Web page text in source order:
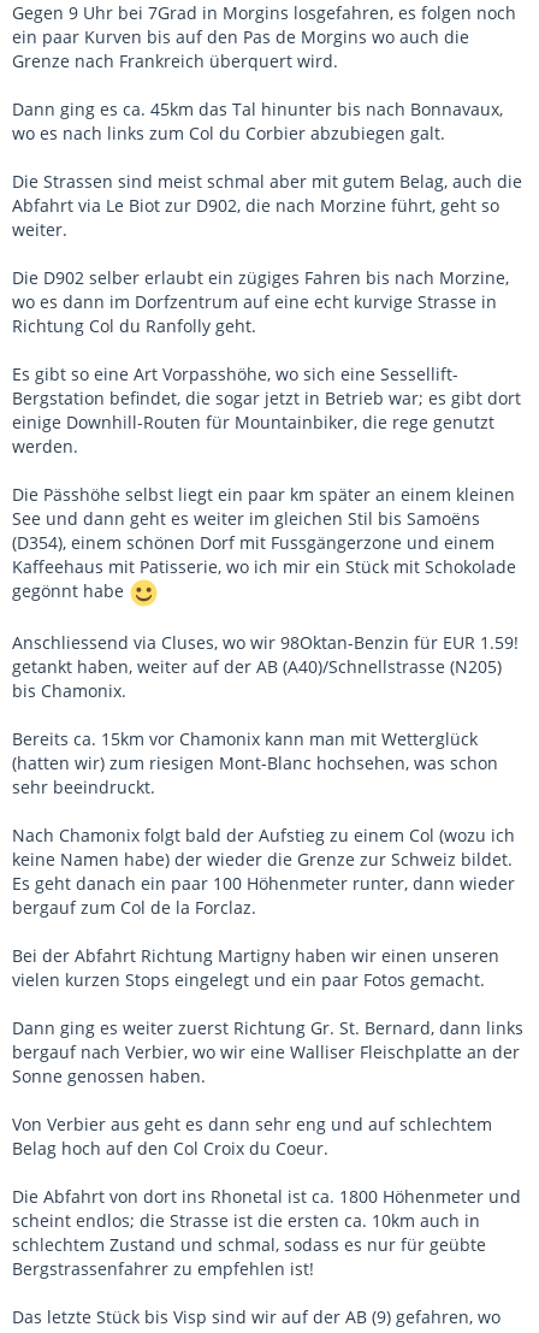
Gegen 9 Uhr bei 7Grad in Morgins losgefahren, es folgen noch
ein paar Kurven bis auf den Pas de Morgins wo auch die
Grenze nach Frankreich überquert wird.
Dann ging es ca. 45km das Tal hinunter bis nach Bonnavaux,
wo es nach links zum Col du Corbier abzubiegen galt.
Die Strassen sind meist schmal aber mit gutem Belag, auch die
Abfahrt via Le Biot zur D902, die nach Morzine führt, geht so
weiter.
Die D902 selber erlaubt ein zügiges Fahren bis nach Morzine,
wo es dann im Dorfzentrum auf eine echt kurvige Strasse in
Richtung Col du Ranfolly geht.
Es gibt so eine Art Vorpasshöhe, wo sich eine Sessellift-
Bergstation befindet, die sogar jetzt in Betrieb war; es gibt dort
einige Downhill-Routen für Mountainbiker, die rege genutzt
werden.
Die Pässhöhe selbst liegt ein paar km später an einem kleinen
See und dann geht es weiter im gleichen Stil bis Samoëns
(D354), einem schönen Dorf mit Fussgängerzone und einem
Kaffeehaus mit Patisserie, wo ich mir ein Stück mit Schokolade
gegönnt habe
Anschliessend via Cluses, wo wir 98Oktan-Benzin für EUR 1.59!
getankt haben, weiter auf der AB (A40)/Schnellstrasse (N205)
bis Chamonix.
Bereits ca. 15km vor Chamonix kann man mit Wetterglück
(hatten wir) zum riesigen Mont-Blanc hochsehen, was schon
sehr beeindruckt.
Nach Chamonix folgt bald der Aufstieg zu einem Col (wozu ich
keine Namen habe) der wieder die Grenze zur Schweiz bildet.
Es geht danach ein paar 100 Höhenmeter runter, dann wieder
bergauf zum Col de la Forclaz.
Bei der Abfahrt Richtung Martigny haben wir einen unseren
vielen kurzen Stops eingelegt und ein paar Fotos gemacht.
Dann ging es weiter zuerst Richtung Gr. St. Bernard, dann links
bergauf nach Verbier, wo wir eine Walliser Fleischplatte an der
Sonne genossen haben.
Von Verbier aus geht es dann sehr eng und auf schlechtem
Belag hoch auf den Col Croix du Coeur.
Die Abfahrt von dort ins Rhonetal ist ca. 1800 Höhenmeter und
scheint endlos; die Strasse ist die ersten ca. 10km auch in
schlechtem Zustand und schmal, sodass es nur für geübte
Bergstrassenfahrer zu empfehlen ist!
Das letzte Stück bis Visp sind wir auf der AB (9) gefahren, wo